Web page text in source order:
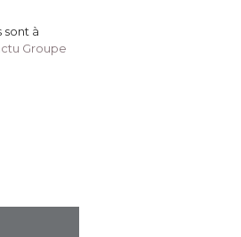
sont à
Groupe